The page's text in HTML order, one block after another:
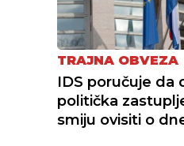
TRAJNA OBVEZA
IDS poručuje da
politička
smiju ovisiti o